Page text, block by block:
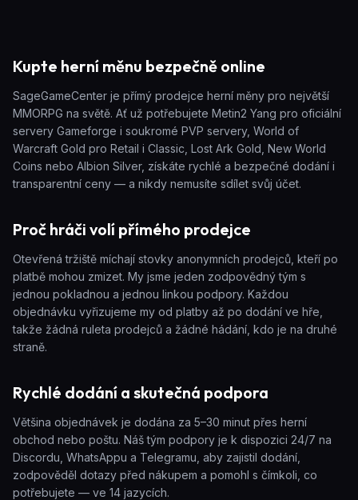
Kupte herní měnu bezpečně online
SageGameCenter je přímý prodejce herní měny pro největší
MMORPG na světě. Ať už potřebujete Metin2 Yang pro oficiální
servery Gameforge i soukromé PVP servery, World of
Warcraft Gold pro Retail i Classic, Lost Ark Gold, New World
Coins nebo Albion Silver, získáte rychlé a bezpečné dodání i
transparentní ceny — a nikdy nemusíte sdílet svůj účet.
Proč hráči volí přímého prodejce
Otevřená tržiště míchají stovky anonymních prodejců, kteří po
platbě mohou zmizet. My jsme jeden zodpovědný tým s
jednou pokladnou a jednou linkou podpory. Každou
objednávku vyřizujeme my od platby až po dodání ve hře,
takže žádná ruleta prodejců a žádné hádání, kdo je na druhé
straně.
Rychlé dodání a skutečná podpora
Většina objednávek je dodána za 5–30 minut přes herní
obchod nebo poštu. Náš tým podpory je k dispozici 24/7 na
Discordu, WhatsAppu a Telegramu, aby zajistil dodání,
zodpověděl dotazy před nákupem a pomohl s čímkoli, co
potřebujete — ve 14 jazycích.